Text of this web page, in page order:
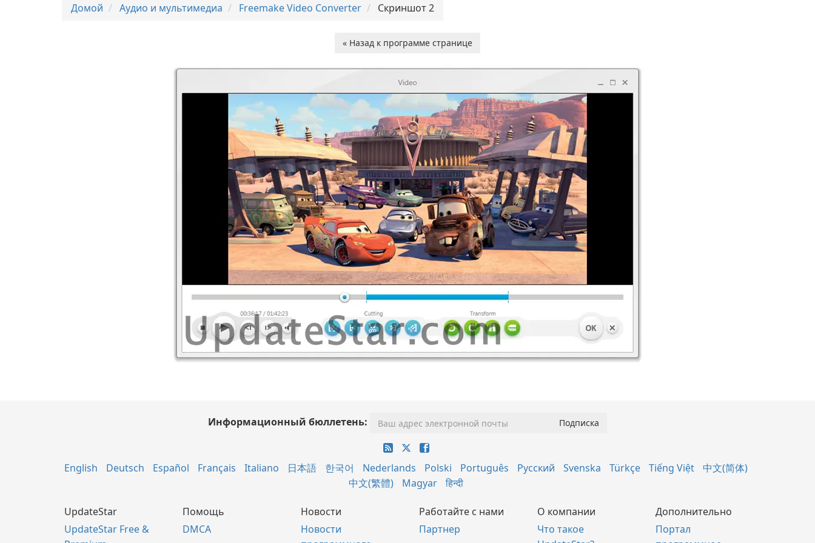
Домой Аудио и мультимедиа Freemake Video Converter Скриншот 2
« Назад к программе странице
Информационный бюллетень:
English Deutsch Español Français Italiano 日本語 한국어 Nederlands Polski Português Русский Svenska Türkçe Tiếng Việt
中文(简体)
中文(繁體)
Magyar हिन्दी
UpdateStar
UpdateStar Free &
Помощь
DMCA
Новости
Новости
Работайте с нами
Партнер
О компании
Что такое
Дополнительно
Портал